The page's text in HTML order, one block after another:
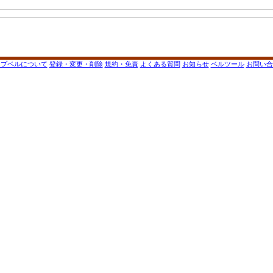
ベルについて 登録・変更・削除 規約・免責 よくある質問 お知らせ ベルツール お問い